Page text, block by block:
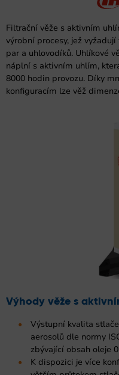
Filtrační věže s aktivním
výrobní procesy, jež
par a uhlovodíků. Uhlíkové
náplní s aktivním uhlím,
8000 hodin provozu. Díky
konfiguracím lze věž
Výhody věže s
Výstupní kvalita
aerosolů dle normy
zbývající obsah oleje
K dispozici je více